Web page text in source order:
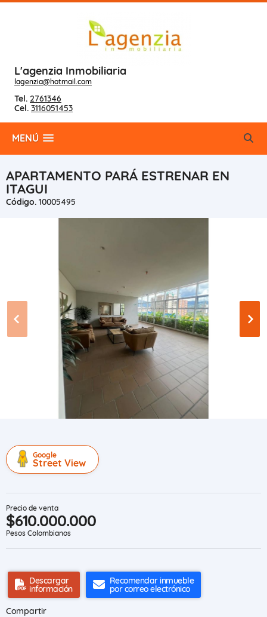
L'agenzia Inmobiliaria
lagenzia@hotmail.com
Tel. 2761346
Cel. 3116051453
MENÚ
APARTAMENTO PARÁ ESTRENAR EN
ITAGUI
Código. 10005495
Google
Street View
Precio de venta
$610.000.000
Pesos Colombianos
Descargar
información
Recomendar inmueble
por correo electrónico
Compartir